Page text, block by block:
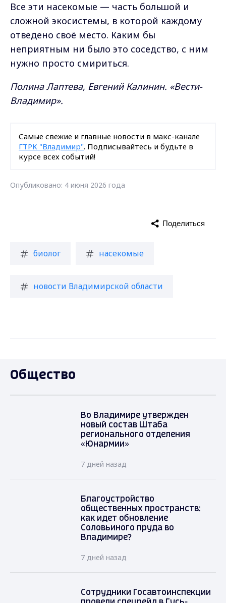
Все эти насекомые — часть большой и
сложной экосистемы, в которой каждому
отведено своё место. Каким бы
неприятным ни было это соседство, с ним
нужно просто смириться.
Полина Лаптева, Евгений Калинин. «Вести-
Владимир».
Самые свежие и главные новости в макс-канале
ГТРК "Владимир". Подписывайтесь и будьте в
курсе всех событий!
Опубликовано: 4 июня 2026 года
биолог насекомые
новости Владимирской области
Поделиться
Общество
Во Владимире утвержден
новый состав Штаба
регионального отделения
«Юнармии»
7 дней назад
Благоустройство
общественных пространств:
как идет обновление
Соловьиного пруда во
Владимире?
7 дней назад
Сотрудники Госавтоинспекции